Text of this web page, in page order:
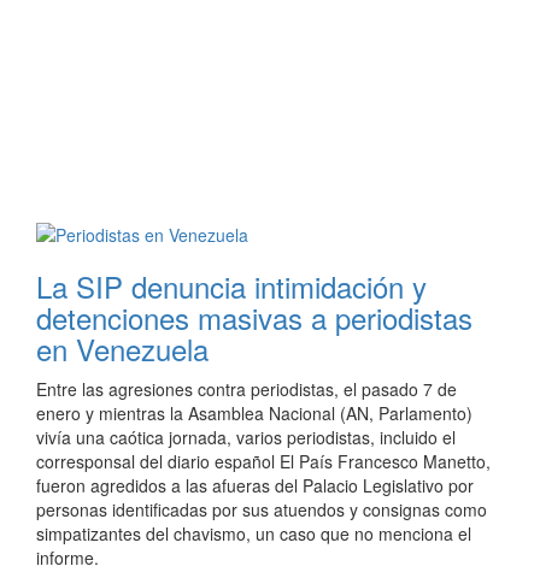
La SIP denuncia intimidación y
detenciones masivas a periodistas
en Venezuela
Entre las agresiones contra periodistas, el pasado 7 de
enero y mientras la Asamblea Nacional (AN, Parlamento)
vivía una caótica jornada, varios periodistas, incluido el
corresponsal del diario español El País Francesco Manetto,
fueron agredidos a las afueras del Palacio Legislativo por
personas identificadas por sus atuendos y consignas como
simpatizantes del chavismo, un caso que no menciona el
informe.